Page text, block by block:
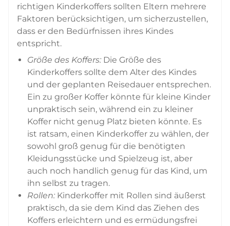
richtigen Kinderkoffers sollten Eltern mehrere
Faktoren berücksichtigen, um sicherzustellen,
dass er den Bedürfnissen ihres Kindes
entspricht.
Größe des Koffers: Die Größe des
Kinderkoffers sollte dem Alter des Kindes
und der geplanten Reisedauer entsprechen.
Ein zu großer Koffer könnte für kleine Kinder
unpraktisch sein, während ein zu kleiner
Koffer nicht genug Platz bieten könnte. Es
ist ratsam, einen Kinderkoffer zu wählen, der
sowohl groß genug für die benötigten
Kleidungsstücke und Spielzeug ist, aber
auch noch handlich genug für das Kind, um
ihn selbst zu tragen.
Rollen: Kinderkoffer mit Rollen sind äußerst
praktisch, da sie dem Kind das Ziehen des
Koffers erleichtern und es ermüdungsfrei